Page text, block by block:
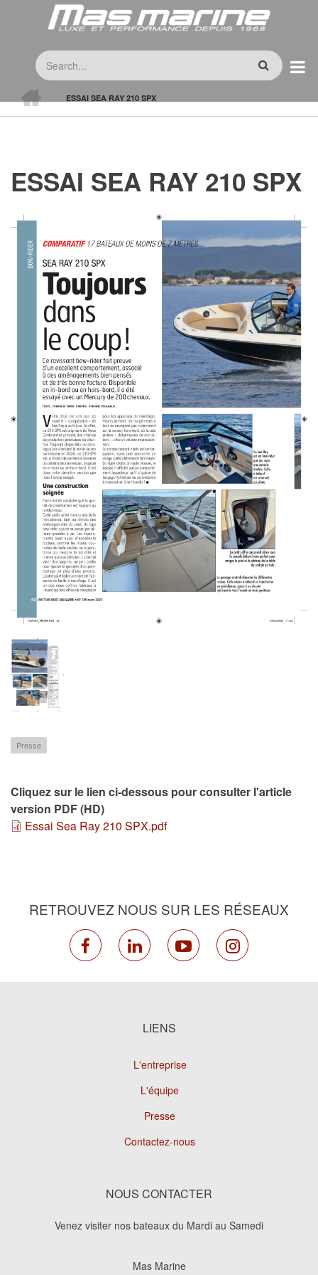
contentSearch
BREADCRUMB
ESSAI SEA RAY 210 SPX
ESSAI SEA RAY 210 SPX
Presse
Cliquez sur le lien ci-dessous pour consulter l'article
version PDF (HD)
Essai Sea Ray 210 SPX.pdf
RETROUVEZ NOUS SUR LES RÉSEAUX
facebooklinkedinyoutubeinstagram
LIENS
L'entreprise
L'équipe
Presse
Contactez-nous
NOUS CONTACTER
Venez visiter nos bateaux du Mardi au Samedi
Mas Marine